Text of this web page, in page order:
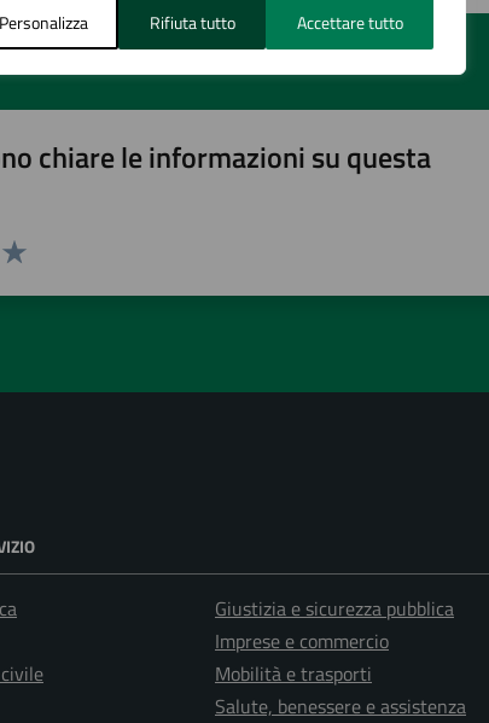
Personalizza Rifiuta tutto Accettare tutto
chiare le informazioni su questa
Giustizia e sicurezza pubblica
Imprese e commercio
Mobilità e trasporti
Salute, benessere e assistenza